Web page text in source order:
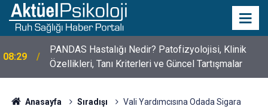
10:30
10 Mayıs Psikologlar Günü Nasıl Ortaya Çıktı? 10
Mayıs Tarihinin Hikayesi
Anasayfa Sıradışı
Vali Yardımcısına Odada Sigara